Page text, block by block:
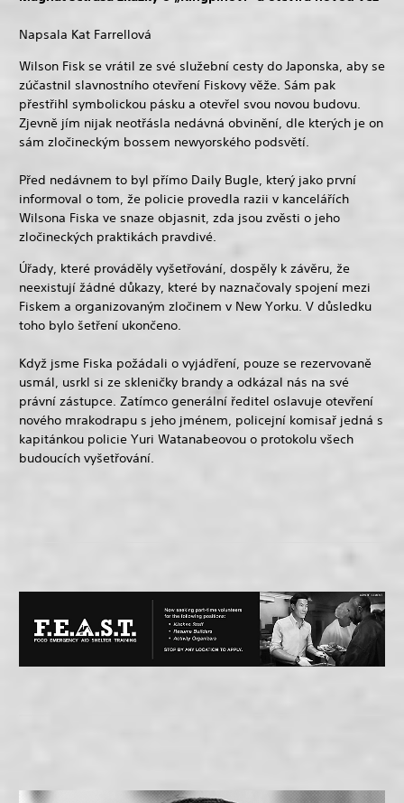
Napsala Kat Farrellová
Wilson Fisk se vrátil ze své služební cesty do Japonska, aby se
zúčastnil slavnostního otevření Fiskovy věže. Sám pak
přestřihl symbolickou pásku a otevřel svou novou budovu.
Zjevně jím nijak neotřásla nedávná obvinění, dle kterých je on
sám zločineckým bossem newyorského podsvětí.
Před nedávnem to byl přímo Daily Bugle, který jako první
informoval o tom, že policie provedla razii v kancelářích
Wilsona Fiska ve snaze objasnit, zda jsou zvěsti o jeho
zločineckých praktikách pravdivé.
Úřady, které prováděly vyšetřování, dospěly k závěru, že
neexistují žádné důkazy, které by naznačovaly spojení mezi
Fiskem a organizovaným zločinem v New Yorku. V důsledku
toho bylo šetření ukončeno.
Když jsme Fiska požádali o vyjádření, pouze se rezervovaně
usmál, usrkl si ze skleničky brandy a odkázal nás na své
právní zástupce. Zatímco generální ředitel oslavuje otevření
nového mrakodrapu s jeho jménem, policejní komisař jedná s
kapitánkou policie Yuri Watanabeovou o protokolu všech
budoucích vyšetřování.